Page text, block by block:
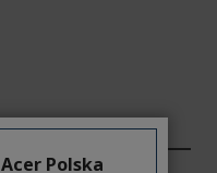
Polska